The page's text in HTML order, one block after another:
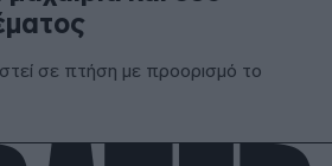
σε πτήση με προορισμό το